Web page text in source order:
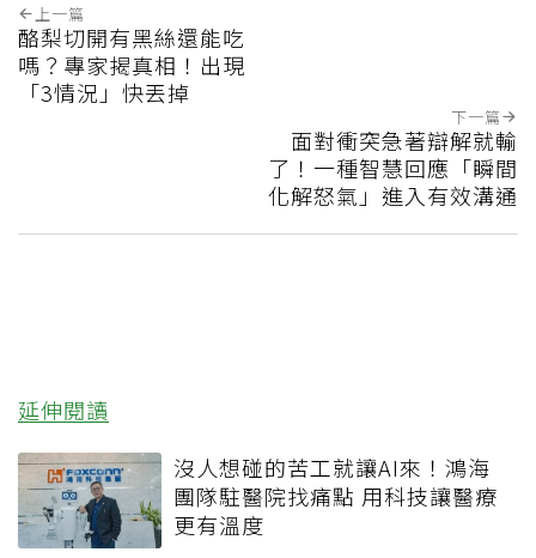
上一篇
酪梨切開有黑絲還能吃
嗎？專家揭真相！出現
「3情況」快丟掉
下一篇
面對衝突急著辯解就輸
了！一種智慧回應「瞬間
化解怒氣」進入有效溝通
延伸閱讀
沒人想碰的苦工就讓AI來！鴻海
團隊駐醫院找痛點 用科技讓醫療
更有溫度